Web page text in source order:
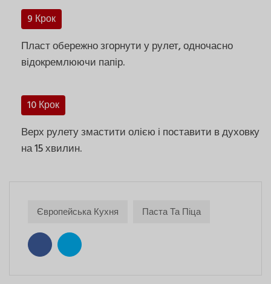
9 Крок
Пласт обережно згорнути у рулет, одночасно
відокремлюючи папір.
10 Крок
Верх рулету змастити олією і поставити в духовку
на 15 хвилин.
Європейська Кухня Паста Та Піца